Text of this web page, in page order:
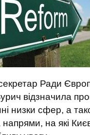
Ради
відзначила
низки сфер, а
на які